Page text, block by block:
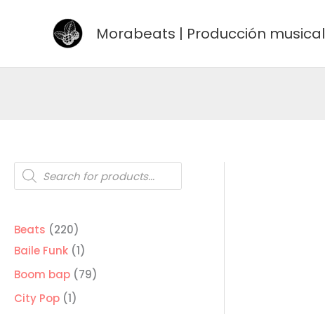
Morabeats | Producción musical
Búsqueda
de
productos
Beats 220220
productos
Baile Funk 11
producto
Boom bap 7979
City Pop 11